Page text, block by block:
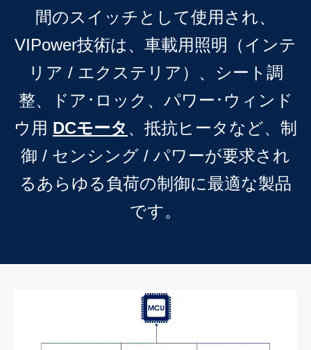
間のスイッチとして使用され、
VIPower技術は、車載用照明（インテ
リア / エクステリア）、シート調
整、ドア･ロック、パワー･ウィンド
ウ用 DCモータ 、抵抗ヒータなど、制
御 / センシング / パワーが要求され
るあらゆる負荷の制御に最適な製品
です。